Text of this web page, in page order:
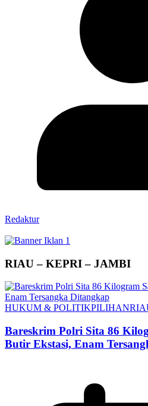
Redaktur
RIAU – KEPRI – JAMBI
HUKUM & POLITIKPILIHAN
Bareskrim Polri Sita 86
Butir Ekstasi, Enam